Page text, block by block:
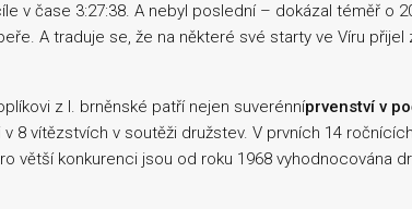
v čase 3:27:38. A nebyl poslední – dokázal téměř o
A traduje se, že na některé své starty ve Víru přijel
z I. brněnské patří nejen suverénníprvenství v
v 8 vítězstvích v soutěži družstev. V prvních 14
větší konkurenci jsou od roku 1968 vyhodnocována